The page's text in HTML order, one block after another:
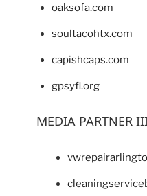
oaksofa.com
soultacohtx.com
capishcaps.com
gpsyfl.org
MEDIA PARTNER